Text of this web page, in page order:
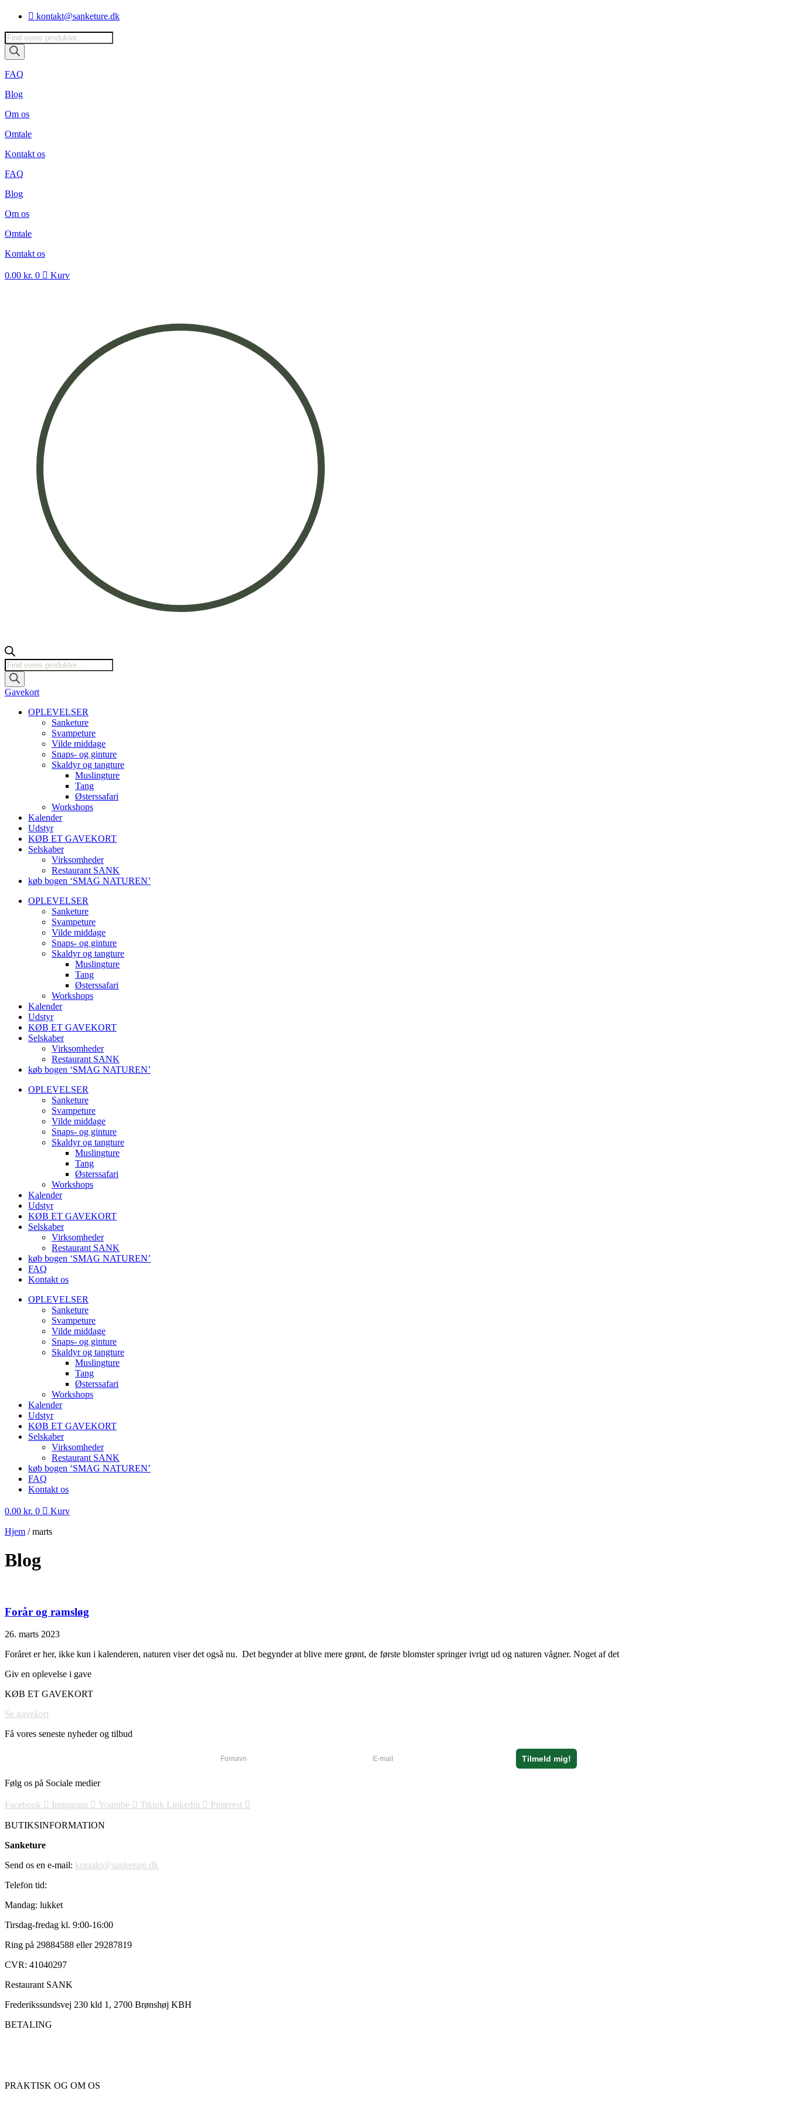
Videre
indhold
kontakt@sanketure.dk
Products
search
FAQ
Blog
Om os
Omtale
Kontakt os
FAQ
Blog
Om os
Omtale
Kontakt os
0.00 kr. 0 Kurv
Products
search
Gavekort
OPLEVELSER
Sanketure
Svampeture
Vilde middage
Snaps- og ginture
Skaldyr og tangture
Muslingture
Tang
Østerssafari
Workshops
Kalender
Udstyr
KØB ET GAVEKORT
Selskaber
Virksomheder
Restaurant SANK
køb bogen ‘SMAG NATUREN’
OPLEVELSER
Sanketure
Svampeture
Vilde middage
Snaps- og ginture
Skaldyr og tangture
Muslingture
Tang
Østerssafari
Workshops
Kalender
Udstyr
KØB ET GAVEKORT
Selskaber
Virksomheder
Restaurant SANK
køb bogen ‘SMAG NATUREN’
OPLEVELSER
Sanketure
Svampeture
Vilde middage
Snaps- og ginture
Skaldyr og tangture
Muslingture
Tang
Østerssafari
Workshops
Kalender
Udstyr
KØB ET GAVEKORT
Selskaber
Virksomheder
Restaurant SANK
køb bogen ‘SMAG NATUREN’
FAQ
Kontakt os
OPLEVELSER
Sanketure
Svampeture
Vilde middage
Snaps- og ginture
Skaldyr og tangture
Muslingture
Tang
Østerssafari
Workshops
Kalender
Udstyr
KØB ET GAVEKORT
Selskaber
Virksomheder
Restaurant SANK
køb bogen ‘SMAG NATUREN’
FAQ
Kontakt os
0.00 kr. 0 Kurv
Hjem /marts
Blog
Forår og ramsløg
26. marts 2023
Foråret er her, ikke kun i kalenderen, naturen viser det også nu. Det begynder at blive mere grønt, de første blomster springer ivrigt ud og naturen vågner. Noget af det
Giv en oplevelse i gave
KØB ET GAVEKORT
Se gavekort
Få vores seneste nyheder og tilbud
Følg os på Sociale medier
Facebook Instagram Youtube Tiktok Linkedin Pinterest
BUTIKSINFORMATION
Sanketure
Send os en e-mail: kontakt@sanketure.dk
Telefon tid:
Mandag: lukket
Tirsdag-fredag kl. 9:00-16:00
Ring på 29884588 eller 29287819
CVR: 41040297
Restaurant SANK
Frederikssundsvej 230 kld 1, 2700 Brønshøj KBH
BETALING
PRAKTISK OG OM OS